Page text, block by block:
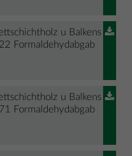
u Balkens
Formaldehydabgab
u Balkens
Formaldehydabgab